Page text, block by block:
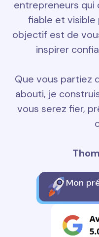
entrepreneurs qui
fiable et visible
objectif est de
inspirer
Que vous partiez
abouti, je
vous serez fier,
Mon